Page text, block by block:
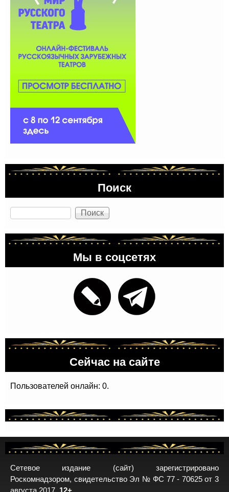
Поиск
Поиск
Мы в соцсетях
Сейчас на сайте
Пользователей онлайн: 0.
Сетевое издание (сайт) зарегистрировано
Роскомнадзором, свидетельство Эл № ФС 77 - 70625 от 3